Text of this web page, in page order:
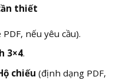
thiết
nếu yêu cầu).
3×4.
chiếu (định dạng PDF,